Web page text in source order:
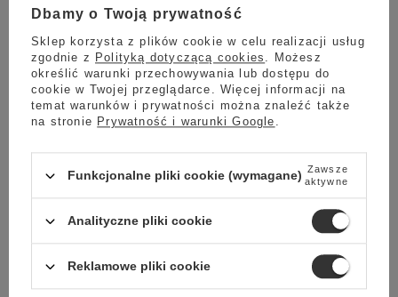
Wysyłka
Towar dostępny w magazynie
Darmowa dostawa
Sprawdź cennik
Ekspres do kawy Bartscher KV1 Comfort
Wysyłka
Towar dostępny w magazynie
Darmowa dostawa
Dbamy o Twoją prywatność
Sklep korzysta z plików cookie w celu realizacji usług
zgodnie z Polityką dotyczącą cookies . Możesz
określić warunki przechowywania lub dostępu do
cookie w Twojej przeglądarce. Więcej informacji na
temat warunków i prywatności można znaleźć także
na stronie Prywatność i warunki Google .
Funkcjonalne pliki cookie (wymagane) Zawsze
aktywne
Analityczne pliki cookie
Reklamowe pliki cookie